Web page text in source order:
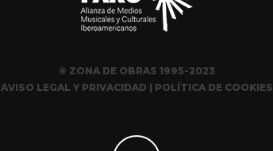
© ZONA DE OBRAS 1995-2023
AVISO LEGAL Y PRIVACIDAD | POLÍTICA DE COOKIES